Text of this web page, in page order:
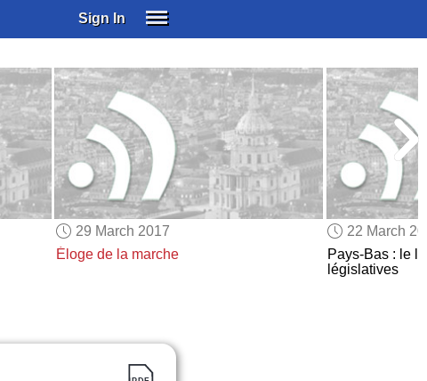
Sign In
SUBSCRIBE
EDUCATIONAL LICENSES
GIFT CARDS
OTHER LANGUAGES
ABOUT US
ALEXA
ADJUST COLORS
29 March 2017
Éloge de la marche
22 March
Pays-Bas : le
législatives